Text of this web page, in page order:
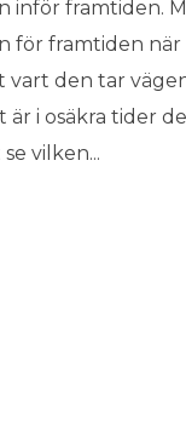
inför framtiden.
för framtiden när
vart den tar
är i osäkra tider
vilken...